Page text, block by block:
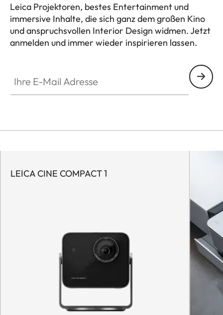
Leica Projektoren, bestes Entertainment und
immersive Inhalte, die sich ganz dem großen Kino
und anspruchsvollen Interior Design widmen. Jetzt
anmelden und immer wieder inspirieren lassen.
LEICA CINE COMPACT 1